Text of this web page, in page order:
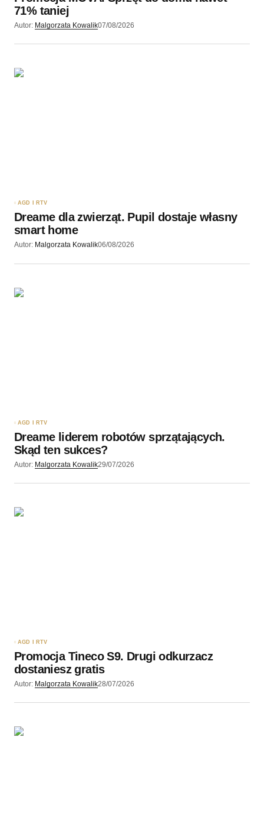
71% taniej
Autor: Malgorzata Kowalik07/08/2026
AGD I RTV
Dreame dla zwierząt. Pupil dostaje własny
smart home
Autor: Malgorzata Kowalik06/08/2026
AGD I RTV
Dreame liderem robotów sprzątających.
Skąd ten sukces?
Autor: Malgorzata Kowalik29/07/2026
AGD I RTV
Promocja Tineco S9. Drugi odkurzacz
dostaniesz gratis
Autor: Malgorzata Kowalik28/07/2026